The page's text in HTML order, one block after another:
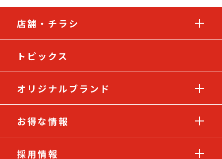
店舗・チラシ
トピックス
オリジナルブランド
お得な情報
採用情報